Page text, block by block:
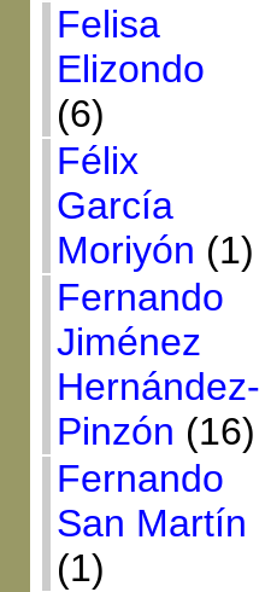
Felisa
Elizondo
(6)
Félix
García
Moriyón (1)
Fernando
Jiménez
Hernández-
Pinzón (16)
Fernando
San Martín
(1)